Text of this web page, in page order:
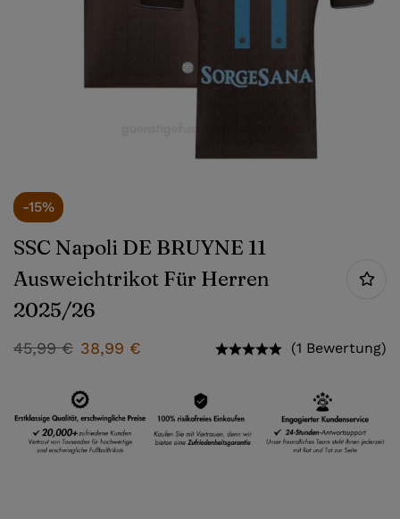
-15%
SSC Napoli DE BRUYNE 11
Ausweichtrikot Für Herren
2025/26
45,99€ 38,99 € (1 Bewertung)